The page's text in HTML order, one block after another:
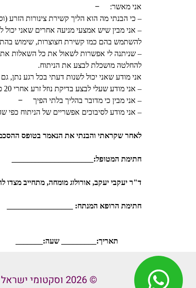
– אני מאשר:
– כי הבנתי מה הוא הליך קשירת צינורות הזרע
– אני מבין שיש אמצעי מניעה אחרים שאני
להשתמש בהם כמו קשירת חצוצרות, שימוש
– שניתנה לי אפשרות לשאול את כל השאלות את
להחלטה מושכלת לבצע את הניתוח.
אני מודע שאני יכול לשנות דעתי בכל רגע נתן,
– אני מודע שעלי לבצע בדיקת נוזל זרע אחרי 20 פליטות מוגנות ולשלוח את התשובה לרופא המנתח על מנת לקבל ממנו אור ירוק לקיום יחסי מין ללא חשש להריון.
– – אני מבין כי מדובר בהליך בלתי הפיך
– אני מודע לסיבוכים אפשריים של הניתוח כפי
לאחר שקראתי והבנתי את הנאמר בטופס ההסכמה
חתימת
ד"ר יעקבי יעקב, אורולוג מומחה, מתחייב
חתימת הרופא המנתח: _________________
תאריך:_________ שעה:_______
© 2026 וסקטומי ישראל | כל הזכויות שמורות